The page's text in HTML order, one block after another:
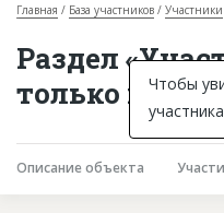
Горячие объекты
База строящихся
Инвестпроекты
Глоссарий
Главная База участников Участники
Раздел
только
Описание объекта
Чтобы